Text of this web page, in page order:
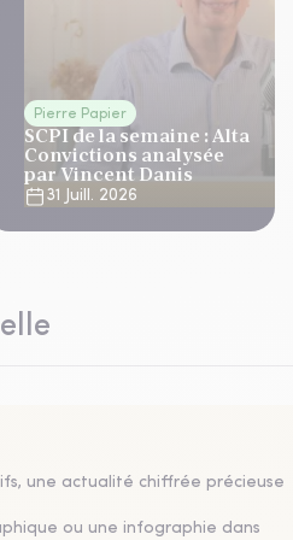
Pierre Papier
SCPI de la semaine : Alta
Convictions analysée
par Vincent Danis
31 Juill. 2026
une actualité chiffrée précieuse
ou une infographie dans